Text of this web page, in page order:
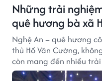
Những trải
quê hương bà xã
Nghệ An – quê hương
thủ Hồ Văn Cường,
còn mang đến nhiều
thiên nhiên đến thưởng